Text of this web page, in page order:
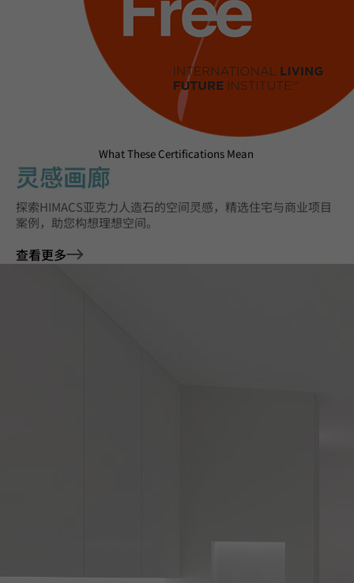
What These Certifications Mean
灵感画廊
探索HIMACS亚克力人造石的空间灵感，精选住宅与商业项目
案例，助您构想理想空间。
查看更多